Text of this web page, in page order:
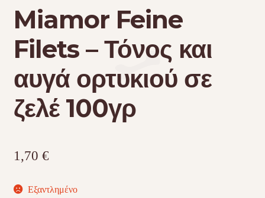
Επικοινωνία
Φροντίδα – Είδη Υγιεινής
Miamor Feine
Filets – Τόνος και
αυγά ορτυκιού σε
ζελέ 100γρ
1,70 €
Εξαντλημένο